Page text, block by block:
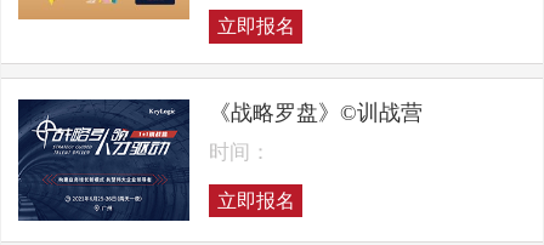
立即报名
《战略罗盘》©训战营
时间：
立即报名